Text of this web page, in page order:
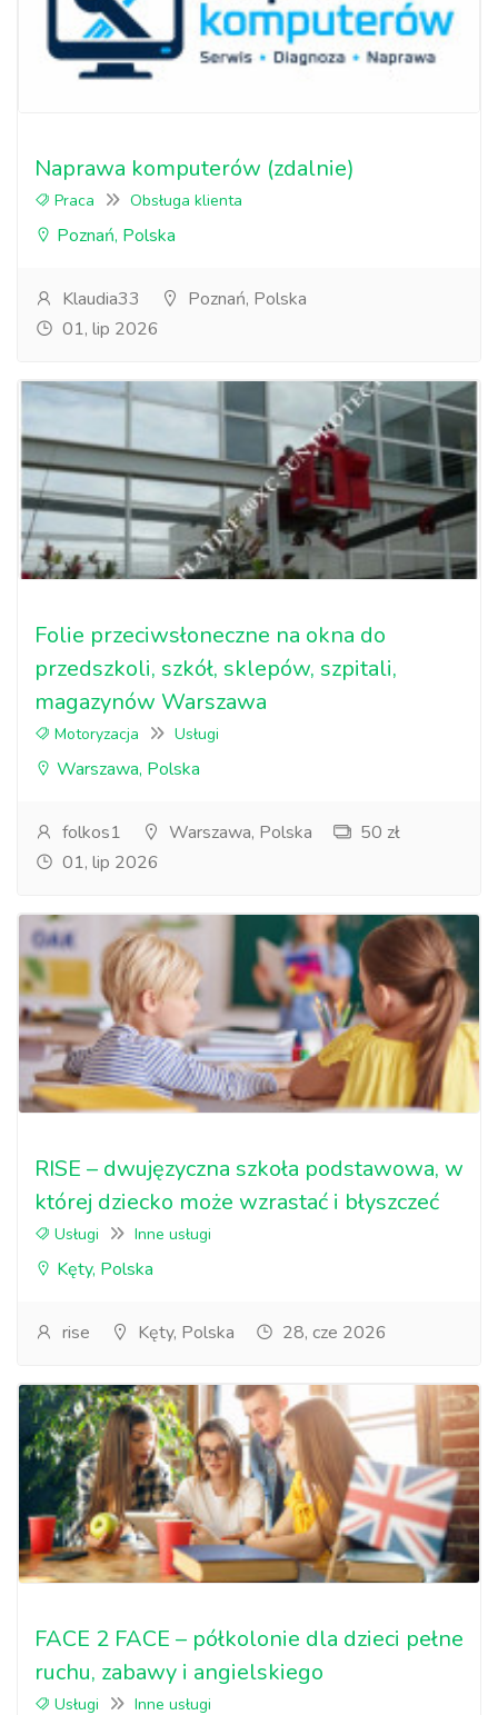
Naprawa komputerów (zdalnie)
Praca Obsługa klienta
Poznań, Polska
Klaudia33
Poznań, Polska
01, lip 2026
Folie przeciwsłoneczne na okna do
przedszkoli, szkół, sklepów, szpitali,
magazynów Warszawa
Motoryzacja Usługi
Warszawa, Polska
folkos1 Warszawa, Polska
50 zł
01, lip 2026
RISE – dwujęzyczna szkoła podstawowa, w
której dziecko może wzrastać i błyszczeć
Usługi Inne usługi
Kęty, Polska
rise Kęty, Polska 28, cze 2026
FACE 2 FACE – półkolonie dla dzieci pełne
ruchu, zabawy i angielskiego
Usługi Inne usługi